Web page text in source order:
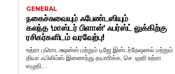
GENERAL
நகைச்சுவையும் ஃபேண்டஸியும்
கலந்த ‘மாஸ்டர் பிளான்’ ஃபர்ஸ்ட் லுக்கிற்கு
ரசிகர்களிடம் வரவேற்பு!
உத்ரா புரொடக்ஷன்ஸ் மற்றும் டிஜே இன்டர்நேஷனல் மற்றும்
தியா ஃபிலிம்ஸ் இணைந்து தயாரிக்க, செ. ஹரி உத்ரா
எழுதி,...